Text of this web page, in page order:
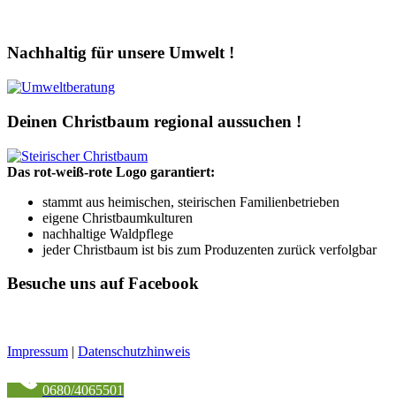
Nachhaltig für unsere Umwelt !
Deinen Christbaum regional aussuchen !
Das rot-weiß-rote Logo garantiert:
stammt aus heimischen, steirischen Familienbetrieben
eigene Christbaumkulturen
nachhaltige Waldpflege
jeder Christbaum ist bis zum Produzenten zurück verfolgbar
Besuche uns auf Facebook
Impressum | Datenschutzhinweis
0680/4065501